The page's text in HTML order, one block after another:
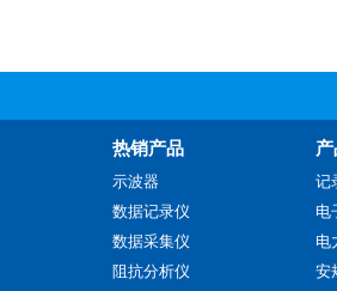
热销产品
示波器
数据记录仪
数据采集仪
阻抗分析仪
记
电
电
安